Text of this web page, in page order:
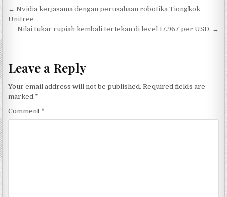
Post navigation
← Nvidia kerjasama dengan perusahaan robotika Tiongkok
Unitree
Nilai tukar rupiah kembali tertekan di level 17.967 per USD. →
Leave a Reply
Your email address will not be published. Required fields are
marked *
Comment *